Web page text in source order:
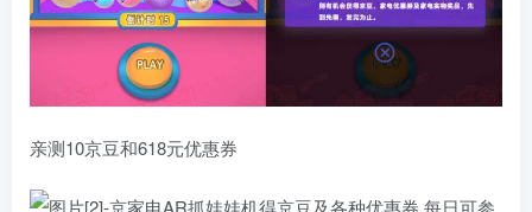
亲测10京豆和618元优惠券